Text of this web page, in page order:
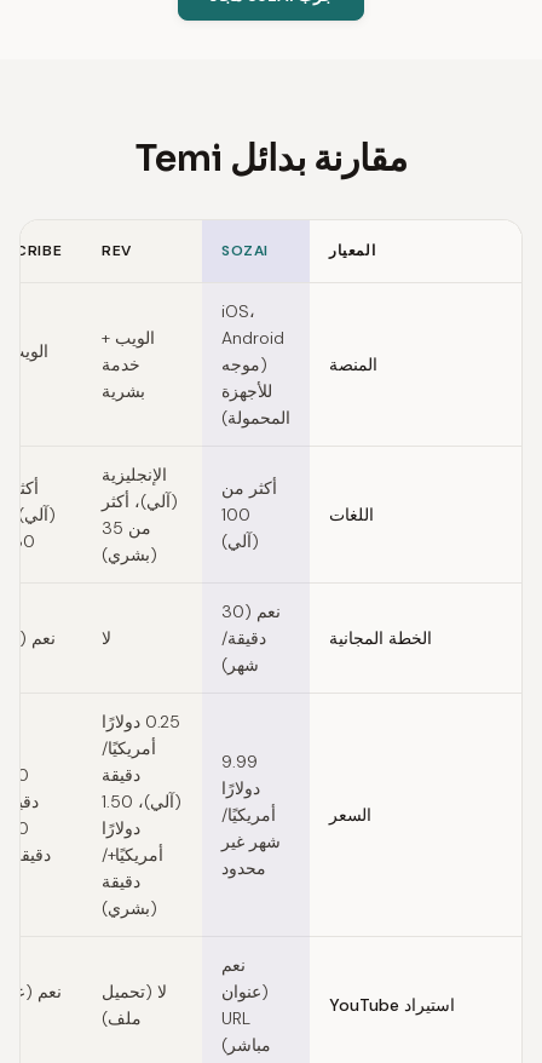
مقارنة بدائل Temi
المعيار SOZAI
REV
SCRIBE
المنصة
iOS،
Android
(موجه
للأجهزة
المحمولة)
الويب +
خدمة
بشرية
اللغات
أكثر من
100
(آلي)
الإنجليزية
(آلي)، أكثر
من 35
(بشري)
(آلي)،
30 (بشري)
الخطة المجانية
نعم (30
دقيقة/
شهر)
لا نعم (10 دقائق)
السعر
9.99
دولارًا
أمريكيًا/
شهر غير
محدود
0.25 دولارًا
أمريكيًا/
دقيقة
(آلي)، 1.50
دولارًا
أمريكيًا+/
دقيقة
(بشري)
دقيقة
استيراد YouTube
نعم
(عنوان
URL
مباشر)
لا (تحميل
ملف)